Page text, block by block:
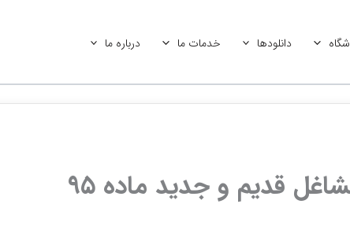
دانلودها خدمات ما درباره ما
قدیم و جدید ماده ۹۵